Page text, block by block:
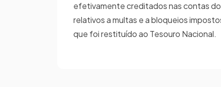
efetivamente creditados nas contas
relativos a multas e a bloqueios
que foi restituído ao Tesouro Nacional.